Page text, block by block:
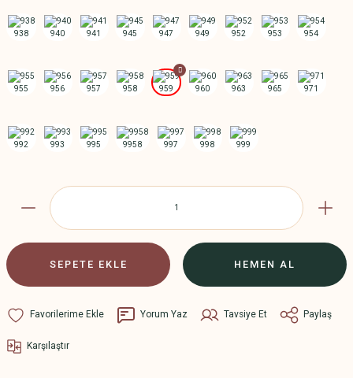
SEPETE EKLE HEMEN AL
Yorum Yaz Tavsiye Et Paylaş
Karşılaştır